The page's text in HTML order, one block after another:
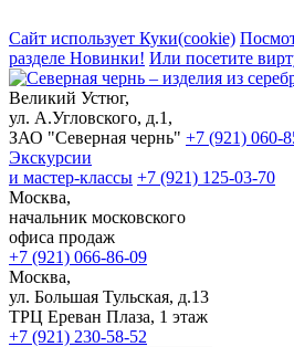
Сайт использует Куки(cookie)
разделе Новинки! Или посетите
Великий Устюг,
ул. А.Угловского, д.1,
ЗАО "Северная чернь" +7 (921) 060-
Экскурсии
и мастер-классы +7 (921) 125-03-70
Москва,
начальник московского
офиса продаж
+7 (921) 066-86-09
Москва,
ул. Большая Тульская, д.13
ТРЦ Ереван Плаза, 1 этаж
+7 (921) 230-58-52